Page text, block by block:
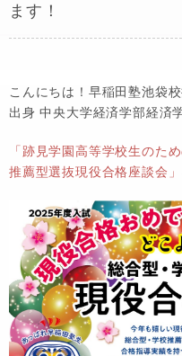
ます！
こんにちは！早稲田塾池袋
出身 中央大学経済学部経済
「跡見学園高等学校生のた
推薦型選抜現役合格座談会」